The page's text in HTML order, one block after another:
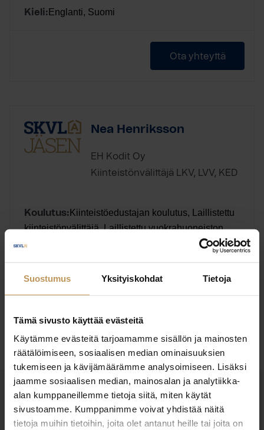
Suostumus Yksityiskohdat Tietoja
Tämä sivusto käyttää evästeitä
Käytämme evästeitä tarjoamamme sisällön ja mainosten
räätälöimiseen, sosiaalisen median ominaisuuksien
tukemiseen ja kävijämäärämme analysoimiseen. Lisäksi
jaamme sosiaalisen median, mainosalan ja analytiikka-
alan kumppaneillemme tietoja siitä, miten käytät
sivustoamme. Kumppanimme voivat yhdistää näitä
tietoja muihin tietoihin, joita olet antanut heille tai joita on
Kieli: Englanti, Suomi
Ota yhteyttä
Nea Henriksson
EH Kodit Oy
Kiinteistönvälittäjä LKV, LVV, KED
Koulutus: Kiinteistöedustajan koulutus, Laillistettu
kiinteistönvälittäjä, Laillistettu vuokrahuoneiston
välittäjä
OTA YHTEYTTÄ
Miten voin auttaa